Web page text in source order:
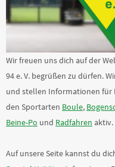
Wir freuen uns dich auf der
94 e. V. begrüßen zu dürfen.
und stellen Informationen für
den Sportarten Boule,
Beine-Po und Radfahren aktiv.
Auf unsere Seite kannst du